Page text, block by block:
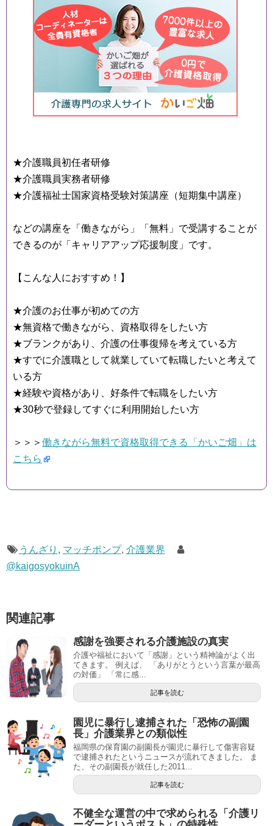
★介護職員初任者研修
★介護職員実務者研修
★介護福祉士国家資格受験対策講座（短期集中講座）
などの講座を「働きながら」「無料」で受講することが
できるのが「キャリアアップ応援制度」です。
【こんな人におすすめ！】
★介護のお仕事が初めての方
★無資格で働きながら、資格取得をしたい方
★ブランクがあり、介護の仕事復帰を考えている方
★すでに介護職として就業していて転職したいと考えて
いる方
★経験や資格があり、好条件で転職をしたい方
★30秒で登録してすぐに利用開始したい方
＞＞＞ 働きながら無料で資格取得できる「かいご畑」は
こちら
うんざり , マッチポンプ, 介護業界
@kaigosyokuinA
関連記事
感謝を強要される介護施設の真実
介護や福祉において「感謝」という精神論がよく出
てきます。 例えば、 「ありがとうという言葉が最高
の対価」 「常に感...
記事を読む
園児に暴行し逮捕された「恐怖の副園
長」介護業界との類似性
福岡県の保育園の副園長が園児に暴行して傷害容疑
で逮捕されたというニュースが流れてきました。 ま
た、その副園長が就任した2011...
記事を読む
不健全な運営の中で求められる「介護リ